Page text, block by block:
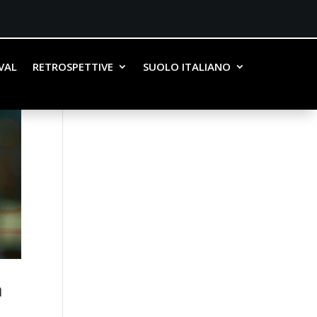
RETROSPETTIVE SUOLO ITALIANO